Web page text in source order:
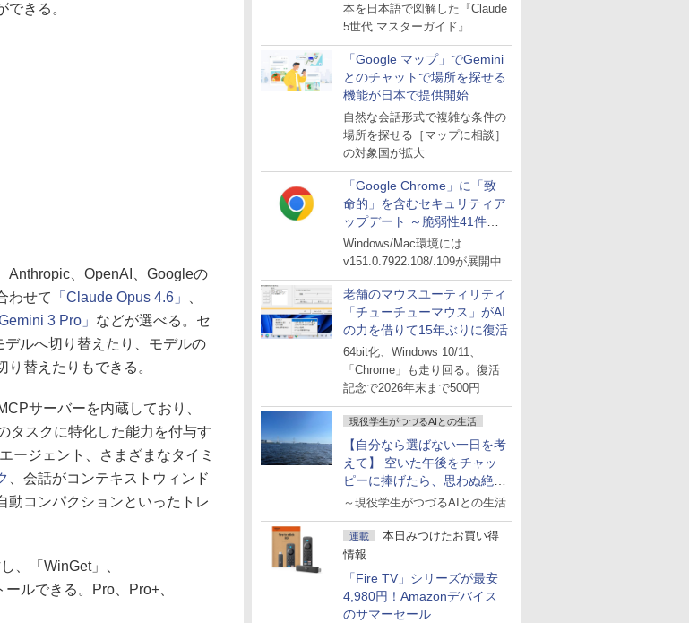
本を日本語で図解した『Claude
5世代 マスターガイド』
「Google マップ」でGemini
とのチャットで場所を探せる
機能が日本で提供開始
自然な会話形式で複雑な条件の
場所を探せる［マップに相談］
の対象国が拡大
「Google Chrome」に「致
命的」を含むセキュリティア
ップデート ～脆弱性41件に
対処
Windows/Mac環境には
v151.0.7922.108/.109が展開中
老舗のマウスユーティリティ
「チューチューマウス」がAI
の力を借りて15年ぶりに復活
64bit化、Windows 10/11、
「Chrome」も走り回る。復活
記念で2026年末まで500円
現役学生がつづるAIとの生活
【自分なら選ばない一日を考
えて】 空いた午後をチャッ
ピーに捧げたら、思わぬ絶景
に出会った話
～現役学生がつづるAIとの生活
連載
本日みつけたお買い得
情報
「Fire TV」シリーズが最安
4,980円！Amazonデバイス
のサマーセール
きる。
、OpenAI、Googleの
わせて
「Claude Opus 4.6」
Gemini 3 Pro」 などが選べる。セ
デルへ切り替えたり、モデルの
替えたりもできる。
サーバーを内蔵しており、
タスクに特化した能力を付与す
ージェント、さまざまなタイミ
、会話がコンテキストウィンド
動コンパクションといったトレ
、「WinGet」、
ルできる。Pro、Pro+、